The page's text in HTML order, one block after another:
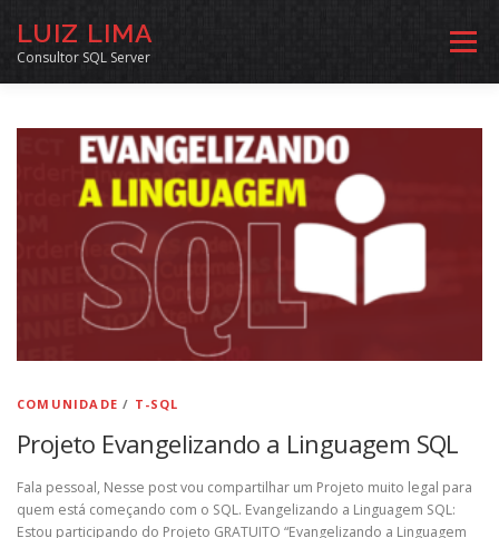
LUIZ LIMA
Consultor SQL Server
Menu
MENTORIA SQL CURSOS EXERCÍCIOS SQL
INÍCIO ARQUIVO LINKS COMUNIDADE
SOBRE CONTATO
COMUNIDADE / T-SQL
Projeto Evangelizando a Linguagem SQL
Fala pessoal, Nesse post vou compartilhar um Projeto muito legal para
quem está começando com o SQL. Evangelizando a Linguagem SQL:
Estou participando do Projeto GRATUITO “Evangelizando a Linguagem